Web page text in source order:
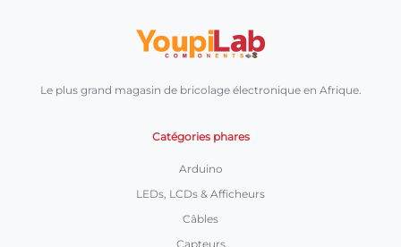
Le plus grand magasin de bricolage électronique en Afrique.
Catégories phares
Arduino
LEDs, LCDs & Afficheurs
Câbles
Capteurs